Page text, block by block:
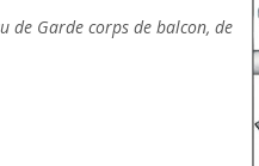
de Garde corps de balcon, de